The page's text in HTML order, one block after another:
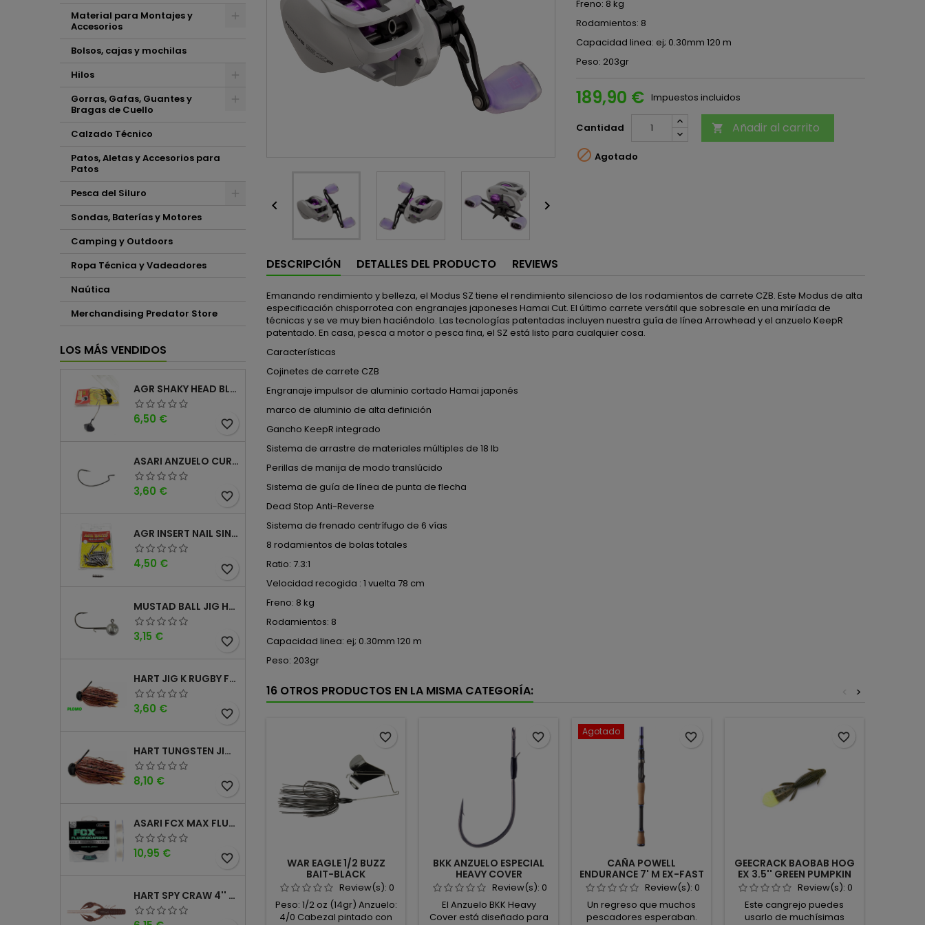
Material para Montajes y
Accesorios
Bolsos, cajas y mochilas
Hilos
Gorras, Gafas, Guantes y
Bragas de Cuello
Calzado Técnico
Patos, Aletas y Accesorios para
Patos
Pesca del Siluro
Sondas, Baterías y Motores
Camping y Outdoors
Ropa Técnica y Vadeadores
Naútica
Merchandising Predator Store
LOS MÁS VENDIDOS
AGR SHAKY HEAD BLACK 4PK
Precio
6,50 € favorite_border
ASARI ANZUELO CURVO CAROLINA WORM
Precio
3,60 € favorite_border
AGR INSERT NAIL SINKER
Precio
4,50 € favorite_border
MUSTAD BALL JIG HEAD KEEPER
Precio
3,15 € favorite_border
HART JIG K RUGBY FOOTBALL DM
Precio
3,60 € favorite_border
HART TUNGSTEN JIG T FOOTBALL DM
Precio
8,10 € favorite_border
ASARI FCX MAX FLUOROCARBONO 100% 100MTS
Precio
10,95 € favorite_border
HART SPY CRAW 4'' CINNAMON PURPLE
 
Freno: 8 kg
Rodamientos: 8
Capacidad linea: ej; 0.30mm 120 m
Peso: 203gr
189,90 € Impuestos incluidos
Cantidad  Añadir al carrito
 Agotado
DESCRIPCIÓN DETALLES DEL PRODUCTO REVIEWS
Emanando rendimiento y belleza, el Modus SZ tiene el rendimiento silencioso de los rodamientos de carrete CZB. Este Modus de alta
especificación chisporrotea con engranajes japoneses Hamai Cut. El último carrete versátil que sobresale en una miríada de
técnicas y se ve muy bien haciéndolo. Las tecnologías patentadas incluyen nuestra guía de línea Arrowhead y el anzuelo KeepR
patentado. En casa, pesca a motor o pesca fina, el SZ está listo para cualquier cosa.
Características
Cojinetes de carrete CZB
Engranaje impulsor de aluminio cortado Hamai japonés
marco de aluminio de alta definición
Gancho KeepR integrado
Sistema de arrastre de materiales múltiples de 18 lb
Perillas de manija de modo translúcido
Sistema de guía de línea de punta de flecha
Dead Stop Anti-Reverse
Sistema de frenado centrífugo de 6 vías
8 rodamientos de bolas totales
Ratio: 7.3:1
Velocidad recogida : 1 vuelta 78 cm
Freno: 8 kg
Rodamientos: 8
Capacidad linea: ej; 0.30mm 120 m
Peso: 203gr
16 OTROS PRODUCTOS EN LA MISMA CATEGORÍA: >
<
WAR EAGLE 1/2 BUZZ
BAIT-BLACK
Review(s): 0
Peso: 1/2 oz (14gr) Anzuelo:
4/0 Cabezal pintado con
favorite_border
BKK ANZUELO ESPECIAL
HEAVY COVER
Review(s): 0
El Anzuelo BKK Heavy
Cover está diseñado para
favorite_border Agotado
CAÑA POWELL
ENDURANCE 7' M EX-FAST
SPINNINGReview(s): 0
Un regreso que muchos
pescadores esperaban.
favorite_border
GEECRACK BAOBAB HOG
EX 3.5'' GREEN PUMPKIN
CHART 303Review(s): 0
Este cangrejo puedes
usarlo de muchísimas
favorite_border